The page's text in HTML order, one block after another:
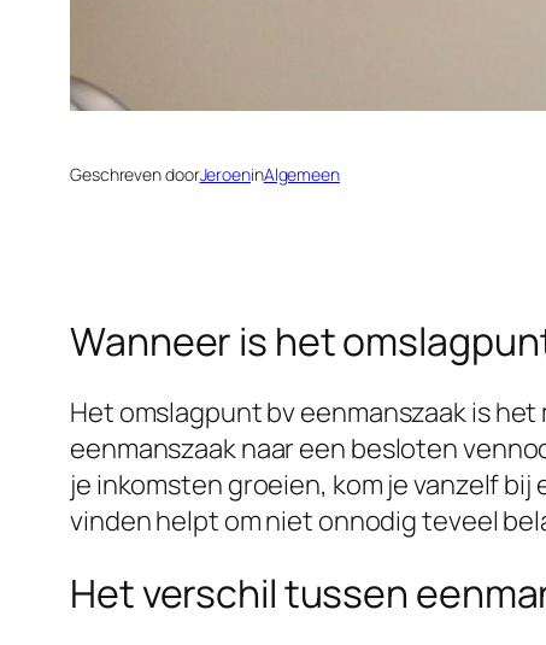
Geschreven doorJeroeninAlgemeen
Wanneer is het
Het omslagpunt bv eenmanszaak is
eenmanszaak naar een besloten
je inkomsten groeien, kom je vanzelf
vinden helpt om niet onnodig teveel
Het verschil tussen